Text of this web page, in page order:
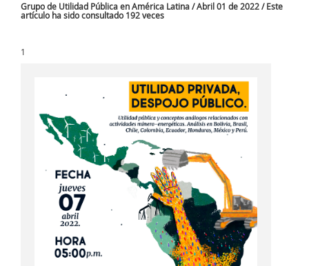
Grupo de Utilidad Pública en América Latina / Abril 01 de 2022 / Este
artículo ha sido consultado 192 veces
1